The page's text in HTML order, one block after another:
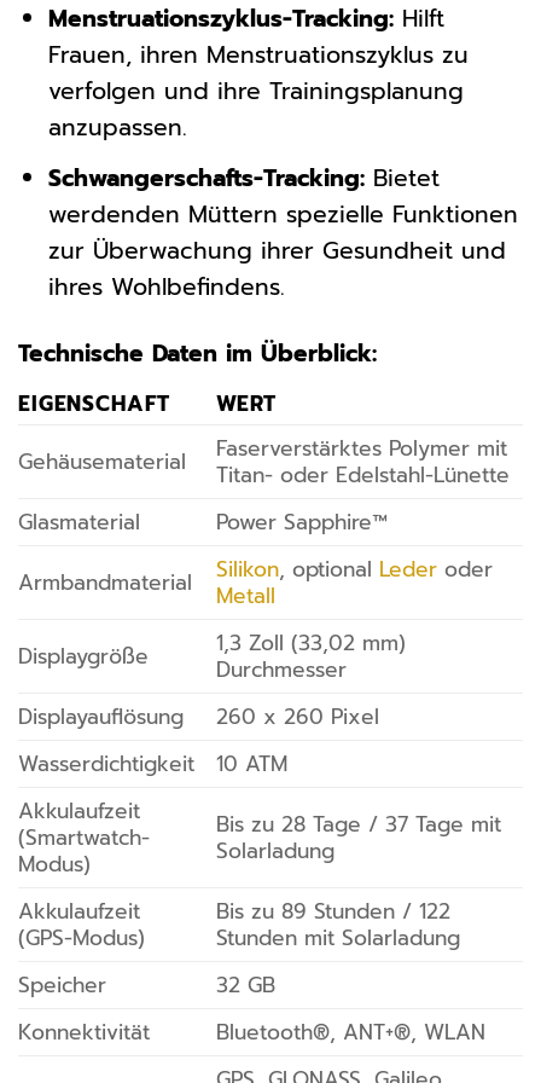
Menstruationszyklus-Tracking:Hilft
Frauen, ihren Menstruationszyklus zu
verfolgen und ihre Trainingsplanung
anzupassen.
Schwangerschafts-Tracking:Bietet
werdenden Müttern spezielle Funktionen
zur Überwachung ihrer Gesundheit und
ihres Wohlbefindens.
Technische Daten im Überblick:
EIGENSCHAFT
WERT
Gehäusematerial
Faserverstärktes Polymer mit
Titan- oder Edelstahl-Lünette
Glasmaterial
Power Sapphire™
Armbandmaterial
Silikon, optional Lederoder
Metall
Displaygröße
1,3 Zoll (33,02 mm)
Durchmesser
Displayauflösung
260 x 260 Pixel
Wasserdichtigkeit
10 ATM
Akkulaufzeit
(Smartwatch-
Modus)
Bis zu 28 Tage / 37 Tage mit
Solarladung
Akkulaufzeit
(GPS-Modus)
Bis zu 89 Stunden / 122
Stunden mit Solarladung
Speicher
32 GB
Konnektivität
Bluetooth®, ANT+®, WLAN